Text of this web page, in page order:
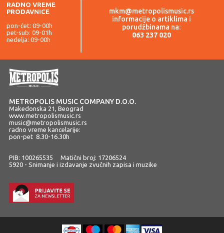
RADNO VREME
PRODAVNICE
pon-čet: 09-00h
pet-sub: 09-01h
nedelja: 09-00h
mkm@metropolismusic.rs
informacije o artiklima i
porudžbinama na:
063 237 020
METROPOLIS MUSIC COMPANY D.O.O.
Makedonska 21, Beograd
www.metropolismusic.rs
music@metropolismusic.rs
radno vreme kancelarije:
pon-pet 8.30-16.30h
PIB: 100265535 Matični broj: 17206524
5920 - Snimanje i izdavanje zvučnih zapisa i muzike